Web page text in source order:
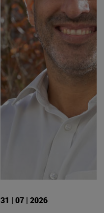
31 | 07 | 2026